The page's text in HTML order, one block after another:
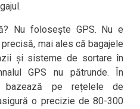
Nu folosește GPS. Nu e
mai ales că bagajele
și sisteme de sortare în
GPS nu pătrunde. În
bazează pe rețelele de
o precizie de 80-300